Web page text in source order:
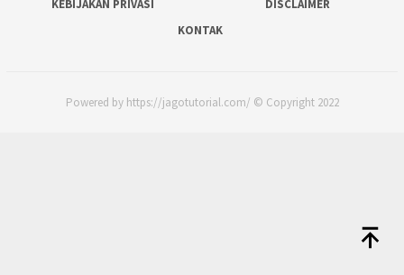
KEBIJAKAN PRIVASI
DISCLAIMER
KONTAK
Powered by https://jagotutorial.com/ © Copyright 2022